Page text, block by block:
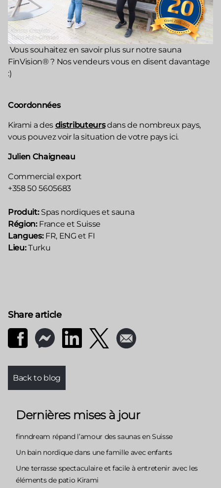
Vous souhaitez en savoir plus sur notre sauna
FinVision® ? Nos vendeurs vous en disent davantage
:)
Coordonnées
Kirami a des distributeursdans de nombreux pays,
vous pouvez voir la situation de votre pays ici.
Julien Chaigneau
Commercial export
+358 50 5605683
Produit:Spas nordiques et sauna
Région:France et Suisse
Langues:FR, ENG et FI
Lieu:Turku
Share article
Back to blog
Dernières mises à jour
finndream répand l’amour des saunas en Suisse
Un bain nordique dans une famille avec enfants
Une terrasse spectaculaire et facile à entretenir avec les
éléments de patio Kirami